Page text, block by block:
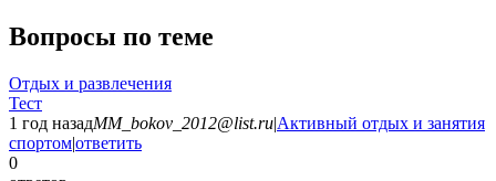
Вопросы по теме
Отдых и развлечения
Тест
1 год назадMM_bokov_2012@list.ru|Активный отдых и занятия
спортом|ответить
0